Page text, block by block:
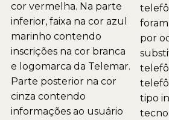
cor vermelha. Na parte
inferior, faixa na cor azul
marinho contendo
inscrições na cor branca
e logomarca da Telemar.
Parte posterior na cor
cinza contendo
informações ao usuário
por
tipo